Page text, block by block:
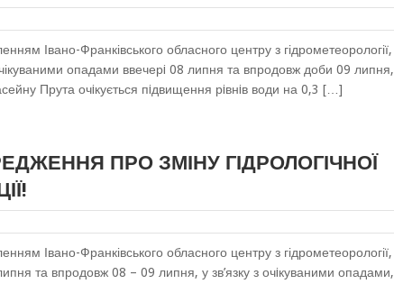
Івано-Франківського обласного центру з гідрометеорології,
опадами ввечерi 08 липня та впродовж доби 09 липня,
Прута очiкується пiдвищення рiвнiв води на 0,3 […]
ПРО ЗМІНУ ГІДРОЛОГІЧНОЇ
Івано-Франківського обласного центру з гідрометеорології,
та впродовж 08 – 09 липня, у зв’язку з очiкуваними опадами,